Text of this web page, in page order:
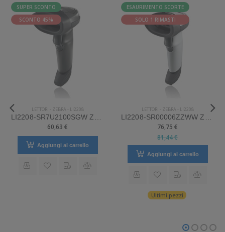
SUPER SCONTO
SCONTO 45%
LETTORI - ZEBRA - LI2208
LI2208-SR7U2100SGW Zebra Mod. LI2208. Classificazione: Impugnabile.
60,63 €
Aggiungi al carrello
ESAURIMENTO SCORTE
SOLO 1 RIMASTI
LETTORI - ZEBRA - LI2208
LI2208-SR00006ZZWW Zebra Mod. LI2208. Classificazione: Impugnabile.
76,75 €
81,44 €
Aggiungi al carrello
Ultimi pezzi